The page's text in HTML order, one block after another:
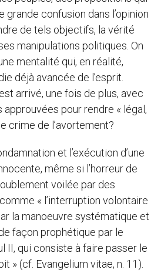
grande confusion dans l’opinion
de tels objectifs, la vérité
manipulations politiques. On
mentalité qui, en réalité,
déjà avancée de l’esprit.
arrivé, une fois de plus, avec
approuvées pour rendre « légal,
crime de l’avortement?
et l’exécution d’une
même si l’horreur de
voilée par des
« l’interruption volontaire
la manoeuvre systématique et
façon prophétique par le
II, qui consiste à faire passer le
» (cf. Evangelium vitae, n. 11).